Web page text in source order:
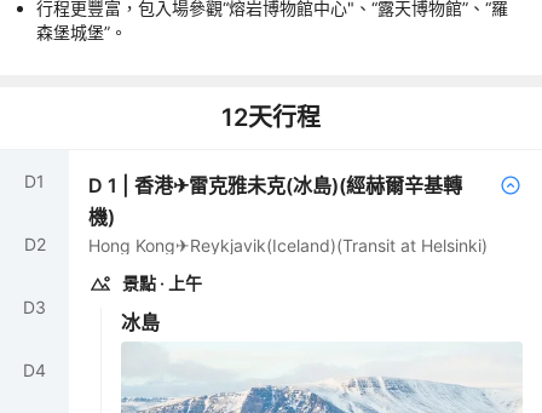
行程更豐富，包入場參觀“熔岩博物館中心"、“露天博物館”、“羅
森堡城堡”。
12天行程
D1
D2
D3
D4
D1 |香港✈雷克雅未克(冰島)(經赫爾辛基轉
機)
Hong Kong✈Reykjavik(Iceland)(Transit at Helsinki)
景點 · 上午
冰島